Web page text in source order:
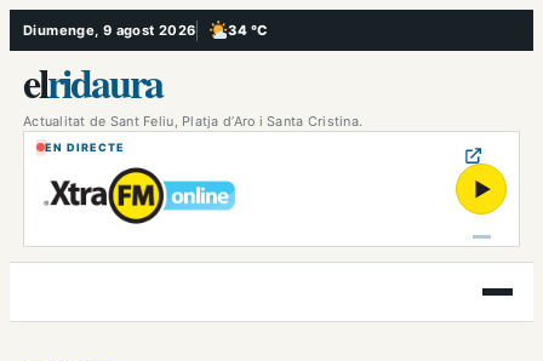
Vés
al
contingut
Diumenge, 9 agost 2026 34 °C
, Poc ennuvolat
elridaura
Actualitat de Sant Feliu, Platja d’Aro i Santa Cristina.
EN DIRECTE
▶
Obre
el